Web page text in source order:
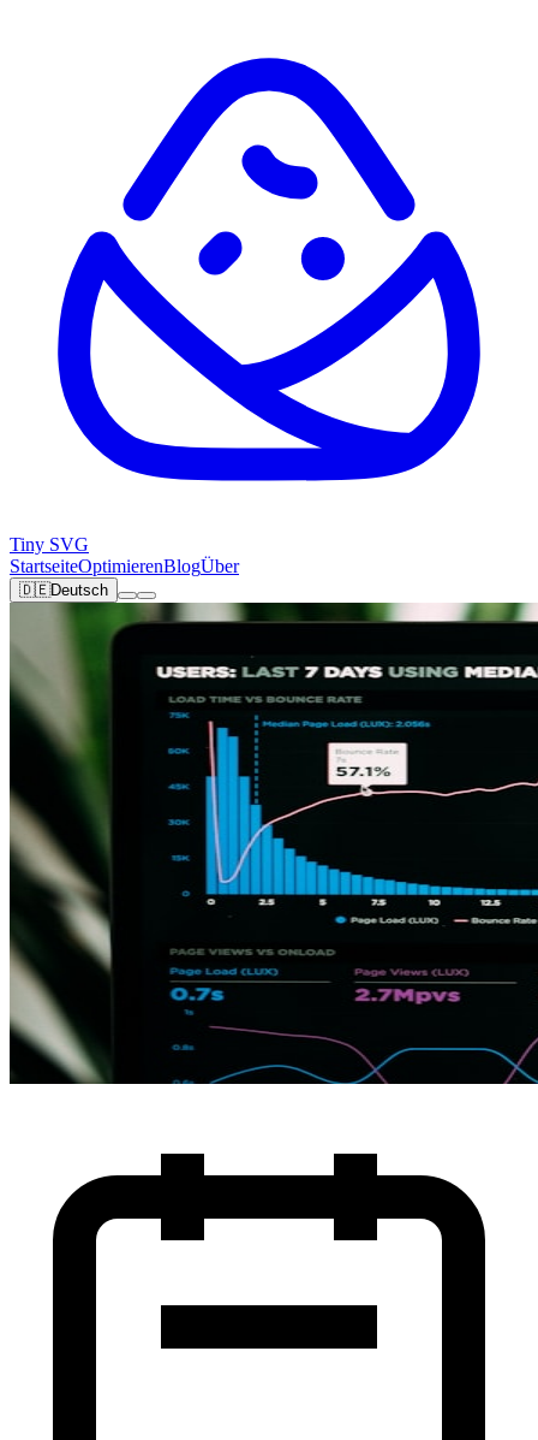
Tiny SVG
StartseiteOptimierenBlogÜber
🇩🇪Deutsch